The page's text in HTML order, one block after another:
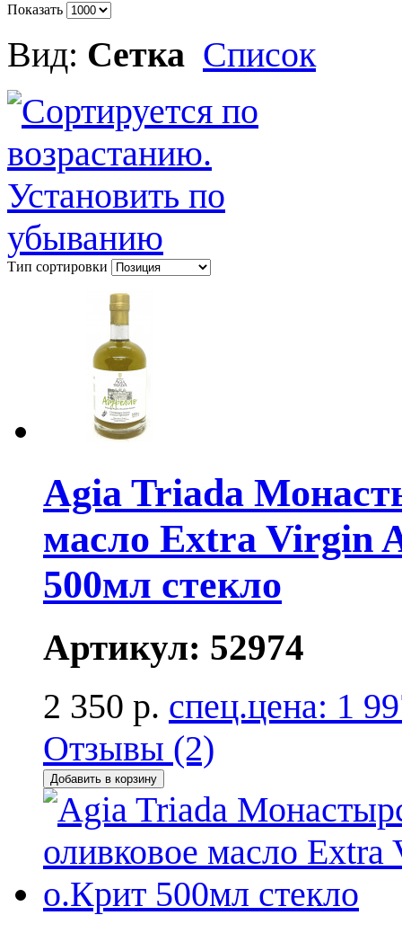
Показать
Вид: Сетка Список
Тип сортировки
Agia Triada
масло Extra Virgin
500мл стекло
Артикул: 52974
2 350 р. спец.цена: 1
Отзывы (2)
Добавить в корзину